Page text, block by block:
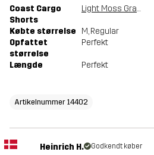
Coast Cargo
Shorts
Light Moss Gray
Købte størrelse M, Regular
Opfattet
størrelse
Perfekt
Længde Perfekt
Artikelnummer 14402
Heinrich H. Godkendt køber